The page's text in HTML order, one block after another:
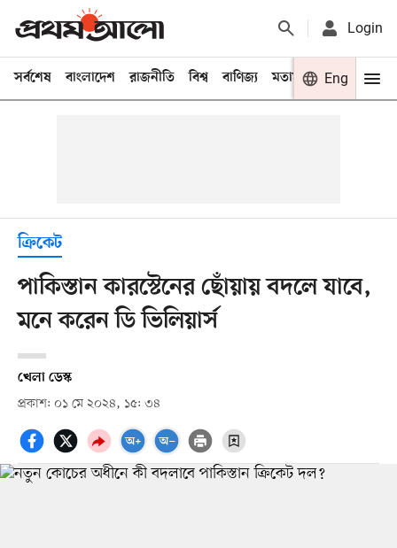
Login
সর্বশেষ বাংলাদেশ রাজনীতি বিশ্ব বাণিজ্য মতামত খেলা
Eng
ক্রিকেট
পাকিস্তান কারস্টেনের ছোঁয়ায় বদলে যাবে,
মনে করেন ডি ভিলিয়ার্স
খেলা ডেস্ক
প্রকাশ: ০১ মে ২০২৪, ১৫: ৩৪